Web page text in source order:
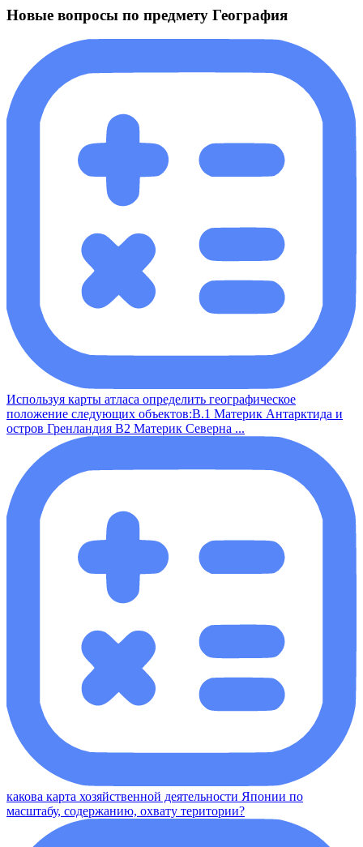
Новые вопросы по предмету География
Используя карты атласа определить географическое
положение следующих объектов:В.1 Материк Антарктида и
остров Гренландия В2 Материк Северна ...
какова карта хозяйственной деятельности Японии по
масштабу, содержанию, охвату територии?